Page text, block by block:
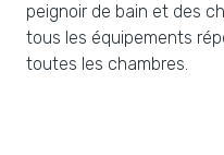
peignoir de bain et des
tous les équipements
toutes les chambres.